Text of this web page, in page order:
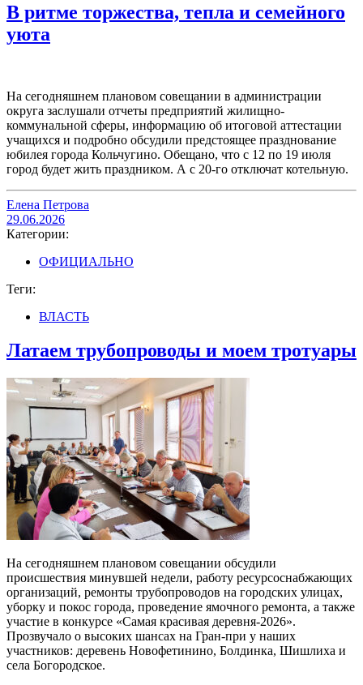
В ритме торжества, тепла и семейного
уюта
На сегодняшнем плановом совещании в администрации
округа заслушали отчеты предприятий жилищно-
коммунальной сферы, информацию об итоговой аттестации
учащихся и подробно обсудили предстоящее празднование
юбилея города Кольчугино. Обещано, что с 12 по 19 июля
город будет жить праздником. А с 20-го отключат котельную.
Елена Петрова
29.06.2026
Категории:
ОФИЦИАЛЬНО
Теги:
ВЛАСТЬ
Латаем трубопроводы и моем тротуары
На сегодняшнем плановом совещании обсудили
происшествия минувшей недели, работу ресурсоснабжающих
организаций, ремонты трубопроводов на городских улицах,
уборку и покос города, проведение ямочного ремонта, а также
участие в конкурсе «Самая красивая деревня-2026».
Прозвучало о высоких шансах на Гран-при у наших
участников: деревень Новофетинино, Болдинка, Шишлиха и
села Богородское.